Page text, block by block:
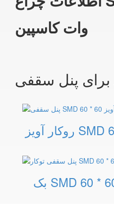
وات کاسپین
برای پنل سقفی
پنل سقفی SMD 60 * 60 روکار آویز
پنل سقفی توکار SMD 60 * 60 بک